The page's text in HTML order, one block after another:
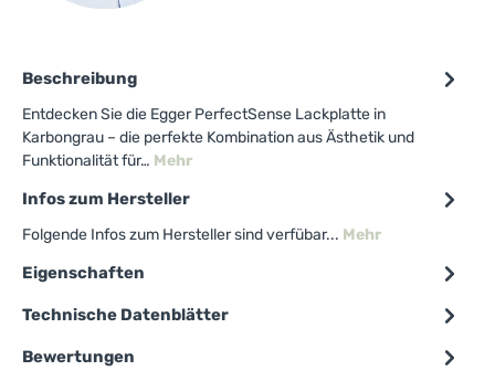
Beschreibung
Entdecken Sie die Egger PerfectSense Lackplatte in
Karbongrau – die perfekte Kombination aus Ästhetik und
Funktionalität für… Mehr
Infos zum Hersteller
Folgende Infos zum Hersteller sind verfübar... Mehr
Eigenschaften
Technische Datenblätter
Bewertungen